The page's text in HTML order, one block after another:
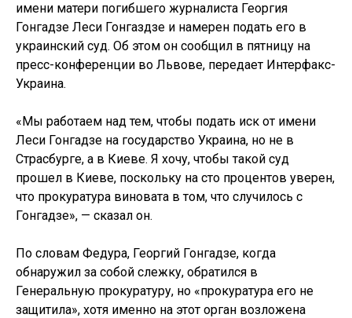
имени матери погибшего журналиста Георгия
Гонгадзе Леси Гонгаздзе и намерен подать его в
украинский суд. Об этом он сообщил в пятницу на
пресс-конференции во Львове, передает Интерфакс-
Украина.
«Мы работаем над тем, чтобы подать иск от имени
Леси Гонгадзе на государство Украина, но не в
Страсбурге, а в Киеве. Я хочу, чтобы такой суд
прошел в Киеве, поскольку на сто процентов уверен,
что прокуратура виновата в том, что случилось с
Гонгадзе», — сказал он.
По словам Федура, Георгий Гонгадзе, когда
обнаружил за собой слежку, обратился в
Генеральную прокуратуру, но «прокуратура его не
защитила», хотя именно на этот орган возложена